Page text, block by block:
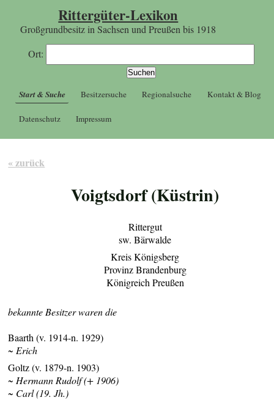
Rittergüter-Lexikon
Großgrundbesitz in Sachsen und Preußen bis 1918
Ort:
Start & Suche Besitzersuche Regionalsuche Kontakt & Blog
Datenschutz Impressum
« zurück
Voigtsdorf (Küstrin)
Rittergut
sw. Bärwalde
Kreis Königsberg
Provinz Brandenburg
Königreich Preußen
bekannte Besitzer waren die
Baarth (v. 1914-n. 1929)
~ Erich
Goltz (v. 1879-n. 1903)
~ Hermann Rudolf (+ 1906)
~ Carl (19. Jh.)